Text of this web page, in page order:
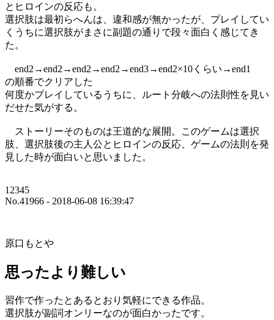
とヒロインの反応も。
選択肢は最初らへんは、違和感が無かったが、プレイしてい
くうちに選択肢がまさに副題の通りで段々面白く感じてき
た。
end2→end2→end2→end2→end3→end2×10くらい→end1
の順番でクリアした
何度かプレイしているうちに、ルート分岐への法則性を見い
だせた気がする。
ストーリーそのものは王道的な展開。このゲームは選択
肢、選択肢後の主人公とヒロインの反応、ゲームの法則を発
見した時が面白いと思いました。
12345
No.41966 - 2018-06-08 16:39:47
原口もとや
思ったより難しい
習作で作ったとあるとおり気軽にできる作品。
選択肢が副詞オンリーなのが面白かったです。